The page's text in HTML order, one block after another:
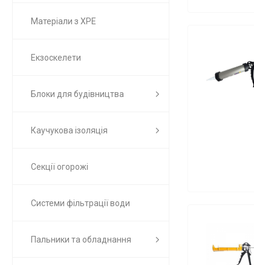
Матеріали з ХРЕ
Екзоскелети
Блоки для будівництва
Каучукова ізоляція
Секції огорожі
Системи фільтрації води
Пальники та обладнання